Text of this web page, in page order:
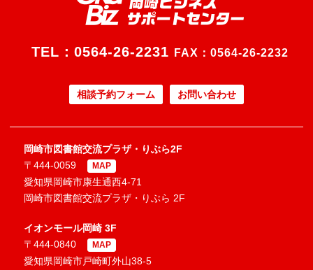
TEL： 0564-26-2231 FAX：0564-26-2232
相談予約フォーム お問い合わせ
岡崎市図書館交流プラザ・りぶら2F
〒444-0059
MAP
愛知県岡崎市康生通西4-71
岡崎市図書館交流プラザ・りぶら 2F
イオンモール岡崎 3F
〒444-0840
MAP
愛知県岡崎市戸崎町外山38-5